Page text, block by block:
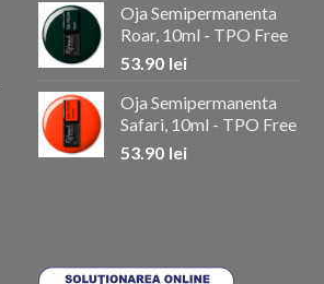
Oja Semipermanenta
Roar, 10ml - TPO Free
53.90 lei
Oja Semipermanenta
Safari, 10ml - TPO Free
53.90 lei